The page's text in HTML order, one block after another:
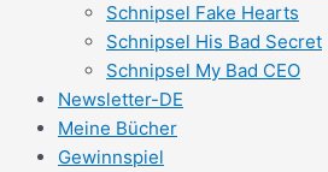
Schnipsel Fake Hearts
Schnipsel His Bad Secret
Schnipsel My Bad CEO
Newsletter-DE
Meine Bücher
Gewinnspiel